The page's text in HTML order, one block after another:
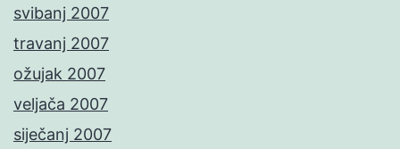
svibanj 2007
travanj 2007
ožujak 2007
veljača 2007
siječanj 2007